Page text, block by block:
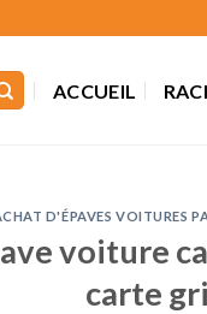
ACCUEIL
D'ÉPAVES VOITURES
voiture
carte